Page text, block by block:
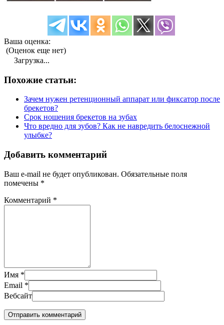
Ваша оценка:
(Оценок еще нет)
Загрузка...
Похожие статьи:
Зачем нужен ретенционный аппарат или фиксатор после
брекетов?
Срок ношения брекетов на зубах
Что вредно для зубов? Как не навредить белоснежной
улыбке?
Добавить комментарий
Ваш e-mail не будет опубликован. Обязательные поля
помечены *
Комментарий *
Имя *
Email *
Вебсайт